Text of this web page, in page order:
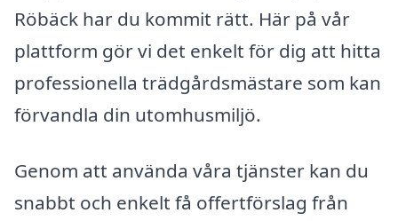
Röbäck har du kommit rätt. Här på vår
plattform gör vi det enkelt för dig att hitta
professionella trädgårdsmästare som kan
förvandla din utomhusmiljö.
Genom att använda våra tjänster kan du
snabbt och enkelt få offertförslag från